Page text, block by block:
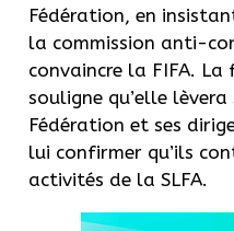
Fédération, en
la commission anti-
convaincre la FIFA. La
souligne qu’elle
Fédération et ses
lui confirmer qu’ils
activités de la SLFA.